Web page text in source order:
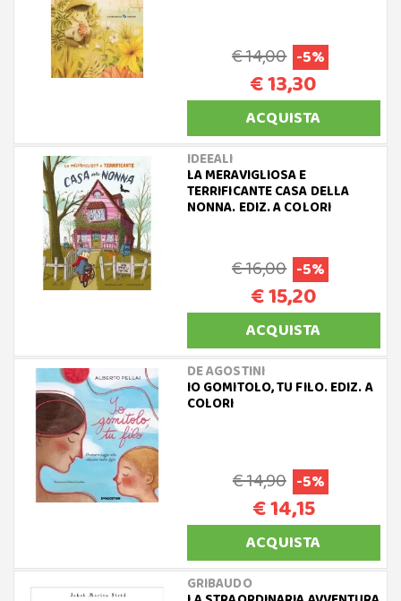
€ 14,00 -5%
€ 13,30
ACQUISTA
IDEEALI
LA MERAVIGLIOSA E
TERRIFICANTE CASA DELLA
NONNA. EDIZ. A COLORI
€ 16,00 -5%
€ 15,20
ACQUISTA
DE AGOSTINI
IO GOMITOLO, TU FILO. EDIZ. A
COLORI
€ 14,90 -5%
€ 14,15
ACQUISTA
GRIBAUDO